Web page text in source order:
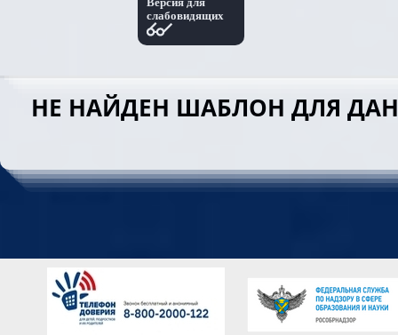
слабовидящих
НЕ НАЙДЕН ШАБЛОН ДЛЯ